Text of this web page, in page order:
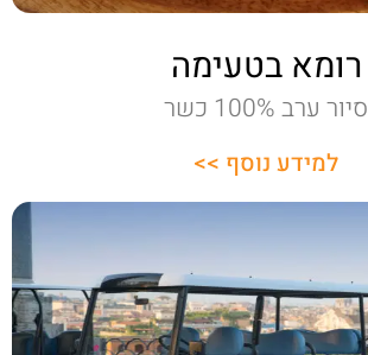
רומא בטעימה
סיור ערב 100% כשר
למידע נוסף >>